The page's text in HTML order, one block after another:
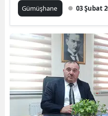
Gümüşhane 03 Şubat